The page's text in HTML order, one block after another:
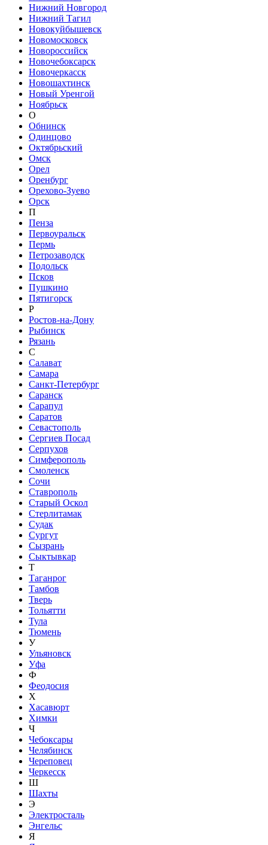
Нижний Новгород
Нижний Тагил
Новокуйбышевск
Новомосковск
Новороссийск
Новочебоксарск
Новочеркасск
Новошахтинск
Новый Уренгой
Ноябрьск
О
Обнинск
Одинцово
Октябрьский
Омск
Орел
Оренбург
Орехово-Зуево
Орск
П
Пенза
Первоуральск
Пермь
Петрозаводск
Подольск
Псков
Пушкино
Пятигорск
Р
Ростов-на-Дону
Рыбинск
Рязань
С
Салават
Самара
Санкт-Петербург
Саранск
Сарапул
Саратов
Севастополь
Сергиев Посад
Серпухов
Симферополь
Смоленск
Сочи
Ставрополь
Старый Оскол
Стерлитамак
Судак
Сургут
Сызрань
Сыктывкар
Т
Таганрог
Тамбов
Тверь
Тольятти
Тула
Тюмень
У
Ульяновск
Уфа
Ф
Феодосия
Х
Хасавюрт
Химки
Ч
Чебоксары
Челябинск
Череповец
Черкесск
Ш
Шахты
Э
Электросталь
Энгельс
Я